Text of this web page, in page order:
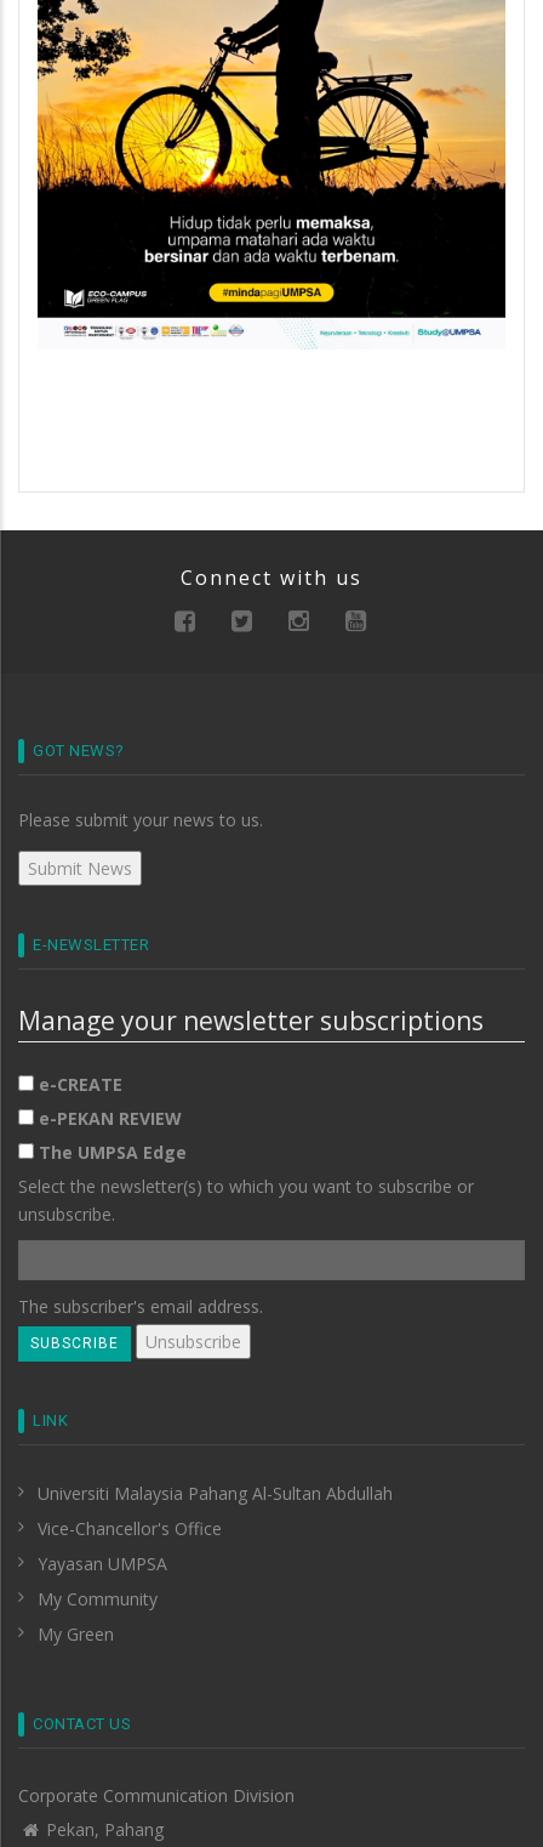
Connect with us
GOT NEWS?
Please submit your news to us.
E-NEWSLETTER
Manage your newsletter subscriptions
e-CREATE
e-PEKAN REVIEW
The UMPSA Edge
Select the newsletter(s) to which you want to subscribe or
unsubscribe.
The subscriber's email address.
LINK
Universiti Malaysia Pahang Al-Sultan Abdullah
Vice-Chancellor's Office
Yayasan UMPSA
My Community
My Green
CONTACT US
Corporate Communication Division
Pekan, Pahang